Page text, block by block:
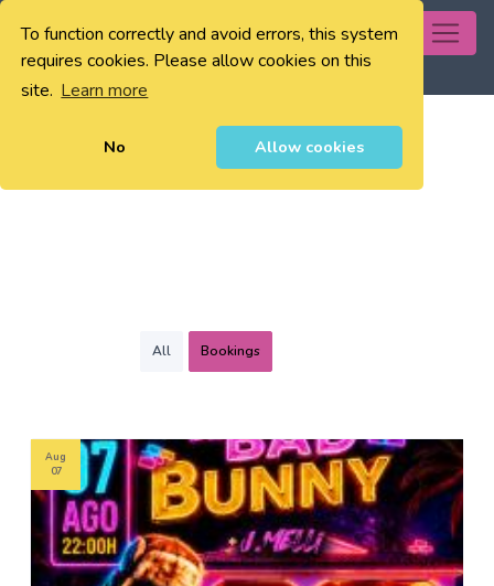
To function correctly and avoid errors, this system
requires cookies. Please allow cookies on this
site. Learn more
No Allow cookies
0
All Bookings
Aug
07